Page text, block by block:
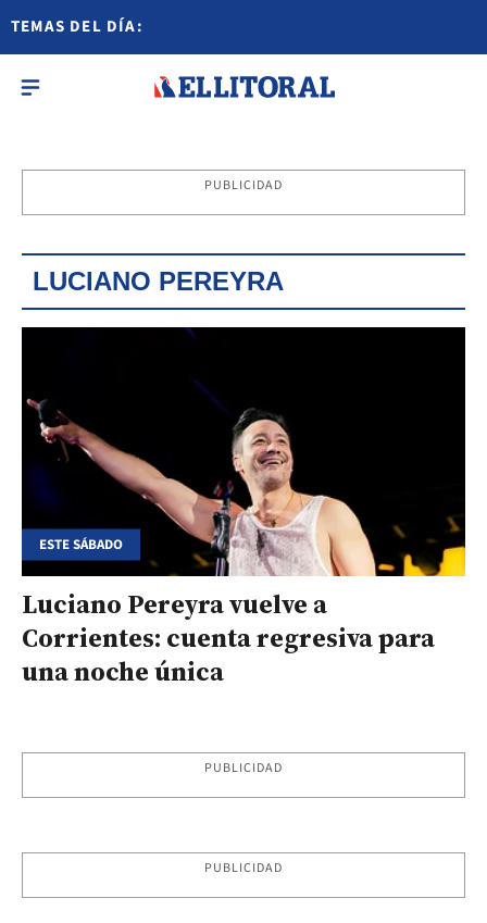
TEMAS DEL DÍA:
PUBLICIDAD
LUCIANO PEREYRA
ESTE SÁBADO
Luciano Pereyra vuelve a
Corrientes: cuenta regresiva para
una noche única
PUBLICIDAD
PUBLICIDAD